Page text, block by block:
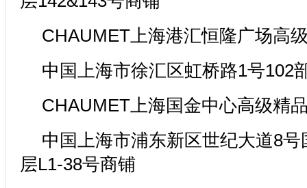
CHAUMET上海港汇恒隆广场高
中国上海市徐汇区虹桥路1号102
CHAUMET上海国金中心高级精
中国上海市浦东新区世纪大道8
层L1-38号商铺